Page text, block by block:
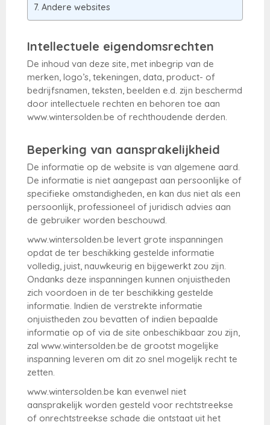
Andere websites
Intellectuele eigendomsrechten
De inhoud van deze site, met inbegrip van de
merken, logo’s, tekeningen, data, product- of
bedrijfsnamen, teksten, beelden e.d. zijn beschermd
door intellectuele rechten en behoren toe aan
www.wintersolden.be of rechthoudende derden.
Beperking van aansprakelijkheid
De informatie op de website is van algemene aard.
De informatie is niet aangepast aan persoonlijke of
specifieke omstandigheden, en kan dus niet als een
persoonlijk, professioneel of juridisch advies aan
de gebruiker worden beschouwd.
www.wintersolden.be levert grote inspanningen
opdat de ter beschikking gestelde informatie
volledig, juist, nauwkeurig en bijgewerkt zou zijn.
Ondanks deze inspanningen kunnen onjuistheden
zich voordoen in de ter beschikking gestelde
informatie. Indien de verstrekte informatie
onjuistheden zou bevatten of indien bepaalde
informatie op of via de site onbeschikbaar zou zijn,
zal www.wintersolden.be de grootst mogelijke
inspanning leveren om dit zo snel mogelijk recht te
zetten.
www.wintersolden.be kan evenwel niet
aansprakelijk worden gesteld voor rechtstreekse
of onrechtstreekse schade die ontstaat uit het